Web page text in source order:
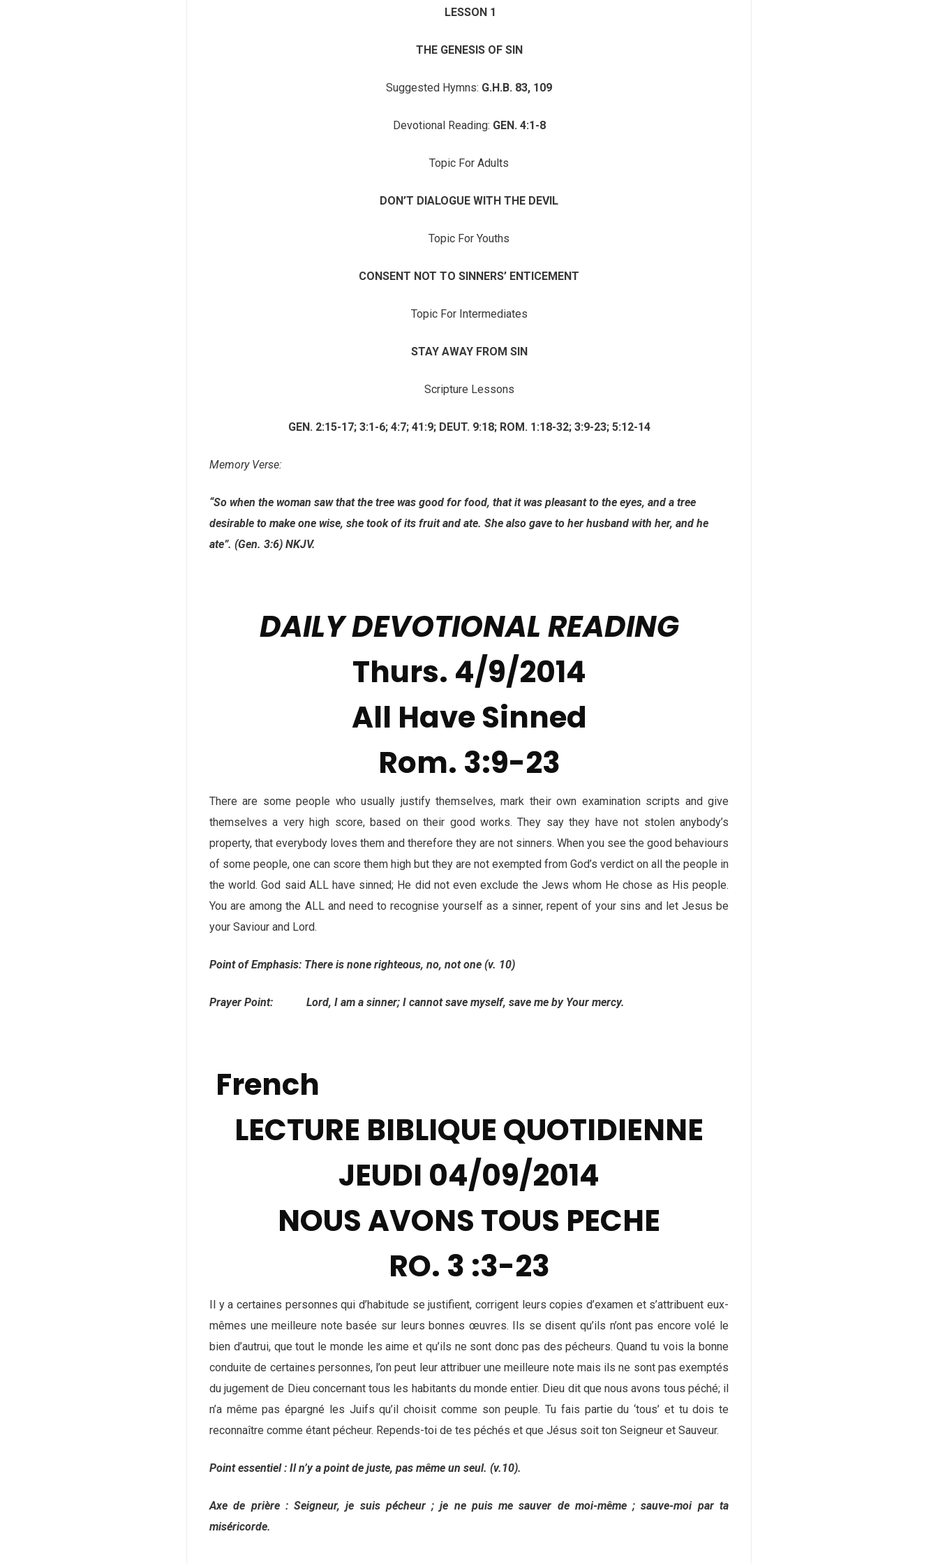
LESSON 1
THE GENESIS OF SIN
Suggested Hymns: G.H.B. 83, 109
Devotional Reading: GEN. 4:1-8
Topic For Adults
DON’T DIALOGUE WITH THE DEVIL
Topic For Youths
CONSENT NOT TO SINNERS’ ENTICEMENT
Topic For Intermediates
STAY AWAY FROM SIN
Scripture Lessons
GEN. 2:15-17; 3:1-6; 4:7; 41:9; DEUT. 9:18; ROM. 1:18-32; 3:9-23; 5:12-14
Memory Verse:
“So when the woman saw that the tree was good for food, that it was pleasant to the eyes, and a tree
desirable to make one wise, she took of its fruit and ate. She also gave to her husband with her, and he
ate”. (Gen. 3:6) NKJV.
DAILY DEVOTIONAL READING
Thurs. 4/9/2014
All Have Sinned
Rom. 3:9-23
There are some people who usually justify themselves, mark their own examination scripts and give
themselves a very high score, based on their good works. They say they have not stolen anybody’s
property, that everybody loves them and therefore they are not sinners. When you see the good behaviours
of some people, one can score them high but they are not exempted from God’s verdict on all the people in
the world. God said ALL have sinned; He did not even exclude the Jews whom He chose as His people.
You are among the ALL and need to recognise yourself as a sinner, repent of your sins and let Jesus be
your Saviour and Lord.
Point of Emphasis: There is none righteous, no, not one (v. 10)
Prayer Point: Lord, I am a sinner; I cannot save myself, save me by Your mercy.
French
LECTURE BIBLIQUE QUOTIDIENNE
JEUDI 04/09/2014
NOUS AVONS TOUS PECHE
RO. 3 :3-23
Il y a certaines personnes qui d’habitude se justifient, corrigent leurs copies d’examen et s’attribuent eux-
mêmes une meilleure note basée sur leurs bonnes œuvres. Ils se disent qu’ils n’ont pas encore volé le
bien d’autrui, que tout le monde les aime et qu’ils ne sont donc pas des pécheurs. Quand tu vois la bonne
conduite de certaines personnes, l’on peut leur attribuer une meilleure note mais ils ne sont pas exemptés
du jugement de Dieu concernant tous les habitants du monde entier. Dieu dit que nous avons tous péché; il
n’a même pas épargné les Juifs qu’il choisit comme son peuple. Tu fais partie du ‘tous’ et tu dois te
reconnaître comme étant pécheur. Repends-toi de tes péchés et que Jésus soit ton Seigneur et Sauveur.
Point essentiel : Il n’y a point de juste, pas même un seul. (v.10).
Axe de prière : Seigneur, je suis pécheur ; je ne puis me sauver de moi-même ; sauve-moi par ta
miséricorde.